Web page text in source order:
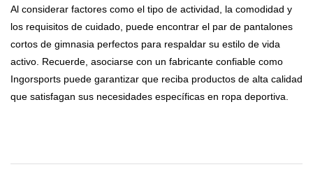
Al considerar factores como el tipo de actividad, la comodidad y
los requisitos de cuidado, puede encontrar el par de pantalones
cortos de gimnasia perfectos para respaldar su estilo de vida
activo. Recuerde, asociarse con un fabricante confiable como
Ingorsports puede garantizar que reciba productos de alta calidad
que satisfagan sus necesidades específicas en ropa deportiva.